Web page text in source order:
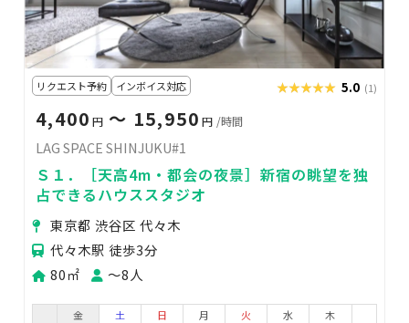
リクエスト予約 インボイス対応 ★★★★★
★★★★★ 5.0 (1)
4,400 円 〜 15,950 円 /時間
LAG SPACE SHINJUKU#1
Ｓ１．［天高4m・都会の夜景］新宿の眺望を独
占できるハウススタジオ
東京都 渋谷区 代々木
代々木駅 徒歩3分
80㎡
〜8人
金
土
日
月
火
水
木